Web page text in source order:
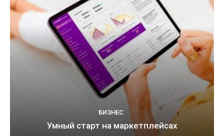
БИЗНЕС
Умный старт на маркетплейсах